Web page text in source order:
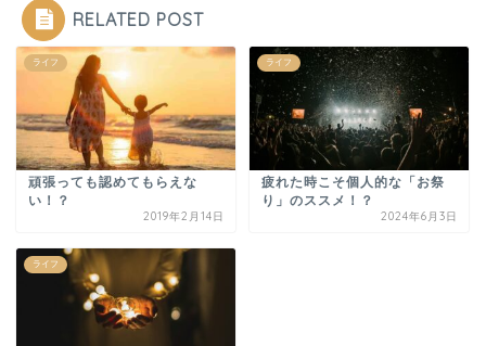
RELATED POST
ライフ
頑張っても認めてもらえな
い！？
2019年2月14日
ライフ
疲れた時こそ個人的な「お祭
り」のススメ！？
2024年6月3日
ライフ